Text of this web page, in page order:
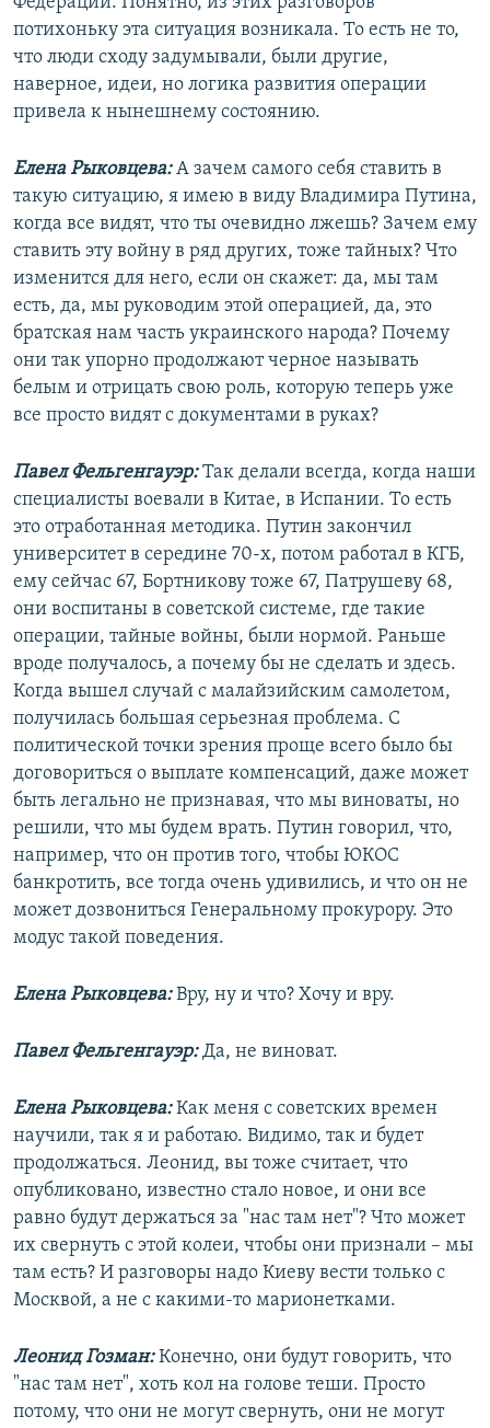
потихоньку эта ситуация возникала. То есть не то,
что люди сходу задумывали, были другие,
наверное, идеи, но логика развития операции
привела к нынешнему состоянию.
Елена Рыковцева:А зачем самого себя ставить в
такую ситуацию, я имею в виду Владимира Путина,
когда все видят, что ты очевидно лжешь? Зачем ему
ставить эту войну в ряд других, тоже тайных? Что
изменится для него, если он скажет: да, мы там
есть, да, мы руководим этой операцией, да, это
братская нам часть украинского народа? Почему
они так упорно продолжают черное называть
белым и отрицать свою роль, которую теперь уже
все просто видят с документами в руках?
Павел Фельгенгауэр:Так делали всегда, когда наши
специалисты воевали в Китае, в Испании. То есть
это отработанная методика. Путин закончил
университет в середине 70-х, потом работал в КГБ,
ему сейчас 67, Бортникову тоже 67, Патрушеву 68,
они воспитаны в советской системе, где такие
операции, тайные войны, были нормой. Раньше
вроде получалось, а почему бы не сделать и здесь.
Когда вышел случай с малайзийским самолетом,
получилась большая серьезная проблема. С
политической точки зрения проще всего было бы
договориться о выплате компенсаций, даже может
быть легально не признавая, что мы виноваты, но
решили, что мы будем врать. Путин говорил, что,
например, что он против того, чтобы ЮКОС
банкротить, все тогда очень удивились, и что он не
может дозвониться Генеральному прокурору. Это
модус такой поведения.
Елена Рыковцева:Вру, ну и что? Хочу и вру.
Павел Фельгенгауэр:Да, не виноват.
Елена Рыковцева:Как меня с советских времен
научили, так я и работаю. Видимо, так и будет
продолжаться. Леонид, вы тоже считает, что
опубликовано, известно стало новое, и они все
равно будут держаться за "нас там нет"? Что может
их свернуть с этой колеи, чтобы они признали – мы
там есть? И разговоры надо Киеву вести только с
Москвой, а не с какими-то марионетками.
Леонид Гозман:Конечно, они будут говорить, что
"нас там нет", хоть кол на голове теши. Просто
потому, что они не могут свернуть, они не могут